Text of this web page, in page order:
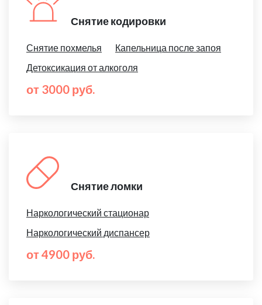
Снятие кодировки
Снятие похмелья
Капельница после запоя
Детоксикация от алкоголя
от 3000 руб.
Снятие ломки
Наркологический стационар
Наркологический диспансер
от 4900 руб.